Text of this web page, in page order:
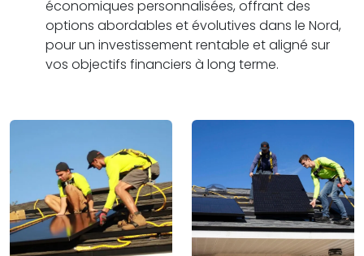
économiques personnalisées, offrant des
options abordables et évolutives dans le Nord,
pour un investissement rentable et aligné sur
vos objectifs financiers à long terme.